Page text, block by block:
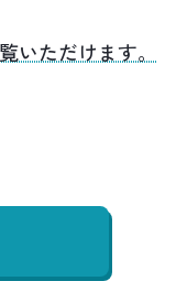
いただけます。